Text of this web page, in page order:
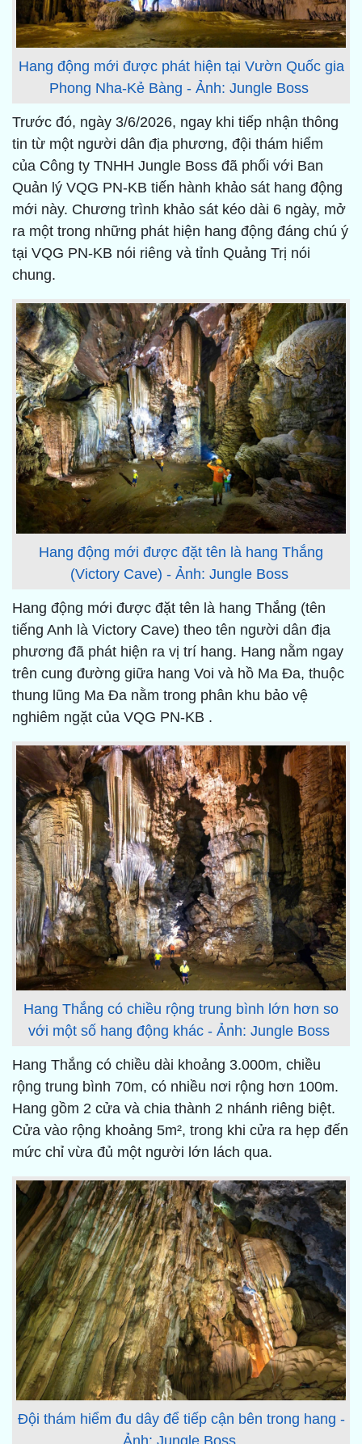
Hang động mới được phát hiện tại Vườn Quốc gia
Phong Nha-Kẻ Bàng - Ảnh: Jungle Boss
Trước đó, ngày 3/6/2026, ngay khi tiếp nhận thông
tin từ một người dân địa phương, đội thám hiểm
của Công ty TNHH Jungle Boss đã phối với Ban
Quản lý VQG PN-KB tiến hành khảo sát hang động
mới này. Chương trình khảo sát kéo dài 6 ngày, mở
ra một trong những phát hiện hang động đáng chú ý
tại VQG PN-KB nói riêng và tỉnh Quảng Trị nói
chung.
Hang động mới được đặt tên là hang Thắng
(Victory Cave) - Ảnh: Jungle Boss
Hang động mới được đặt tên là hang Thắng (tên
tiếng Anh là Victory Cave) theo tên người dân địa
phương đã phát hiện ra vị trí hang. Hang nằm ngay
trên cung đường giữa hang Voi và hồ Ma Đa, thuộc
thung lũng Ma Đa nằm trong phân khu bảo vệ
nghiêm ngặt của VQG PN-KB .
Hang Thắng có chiều rộng trung bình lớn hơn so
với một số hang động khác - Ảnh: Jungle Boss
Hang Thắng có chiều dài khoảng 3.000m, chiều
rộng trung bình 70m, có nhiều nơi rộng hơn 100m.
Hang gồm 2 cửa và chia thành 2 nhánh riêng biệt.
Cửa vào rộng khoảng 5m², trong khi cửa ra hẹp đến
mức chỉ vừa đủ một người lớn lách qua.
Đội thám hiểm đu dây để tiếp cận bên trong hang -